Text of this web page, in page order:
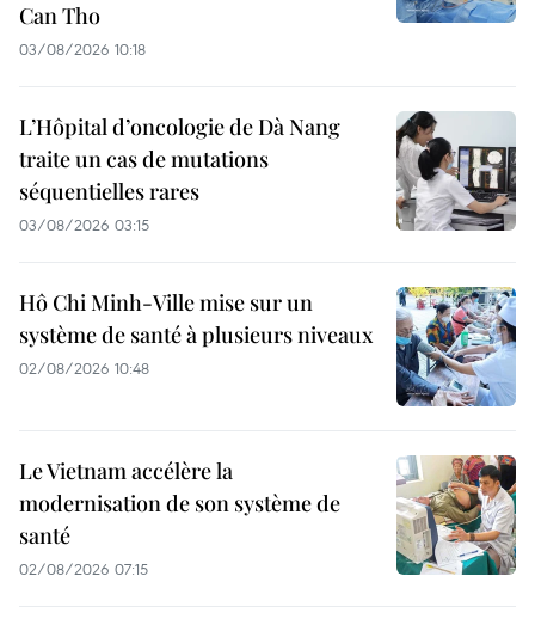
Can Tho
03/08/2026 10:18
L’Hôpital d’oncologie de Dà Nang
traite un cas de mutations
séquentielles rares
03/08/2026 03:15
Hô Chi Minh-Ville mise sur un
système de santé à plusieurs niveaux
02/08/2026 10:48
Le Vietnam accélère la
modernisation de son système de
santé
02/08/2026 07:15